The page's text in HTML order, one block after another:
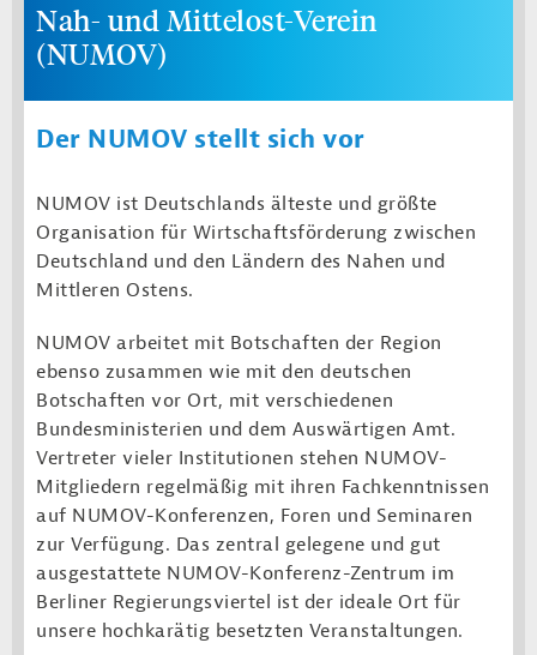
Nah- und Mittelost-Verein
(NUMOV)
Der NUMOV stellt sich vor
NUMOV ist Deutschlands älteste und größte
Organisation für Wirtschaftsförderung zwischen
Deutschland und den Ländern des Nahen und
Mittleren Ostens.
NUMOV arbeitet mit Botschaften der Region
ebenso zusammen wie mit den deutschen
Botschaften vor Ort, mit verschiedenen
Bundesministerien und dem Auswärtigen Amt.
Vertreter vieler Institutionen stehen NUMOV-
Mitgliedern regelmäßig mit ihren Fachkenntnissen
auf NUMOV-Konferenzen, Foren und Seminaren
zur Verfügung. Das zentral gelegene und gut
ausgestattete NUMOV-Konferenz-Zentrum im
Berliner Regierungsviertel ist der ideale Ort für
unsere hochkarätig besetzten Veranstaltungen.